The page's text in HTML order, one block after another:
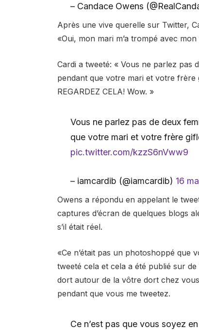
– Candace Owens
Après une vive querelle sur Twitter,
«Oui, mon mari m’a trompé avec
Cardi a tweeté: « Vous ne parlez pas
pendant que votre mari et votre frère
REGARDEZ CELA! Wow. »
Vous ne parlez pas de deux
que votre mari et votre frère
pic.twitter.com/kzzS6nVww9
– iamcardib (@iamcardib) 16
Owens a répondu en appelant le
captures d’écran de quelques blogs
s’il était réel.
«Ce n’était pas un photoshoppé que
tweeté cela et cela a été publié sur
dort autour de la vôtre dort chez
pendant que vous me tweetez.
Ce n’est pas que vous soyez